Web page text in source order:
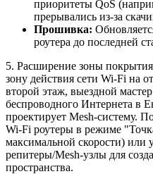
приоритеты QoS
прерывались из-за
Прошивка:
роутера до последней
5. Расширение зоны
зону действия сети Wi-Fi на
второй этаж, выездной
беспроводного Интернета в
проектирует Mesh-систему.
Wi-Fi роутеры в режиме
максимальной скорости) или
репитеры/Mesh-узлы для
пространства.